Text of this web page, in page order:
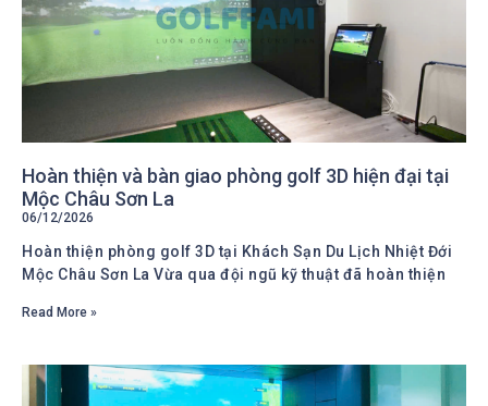
Hoàn thiện và bàn giao phòng golf 3D hiện đại tại
Mộc Châu Sơn La
06/12/2026
Hoàn thiện phòng golf 3D tại Khách Sạn Du Lịch Nhiệt Đới
Mộc Châu Sơn La Vừa qua đội ngũ kỹ thuật đã hoàn thiện
Read More »